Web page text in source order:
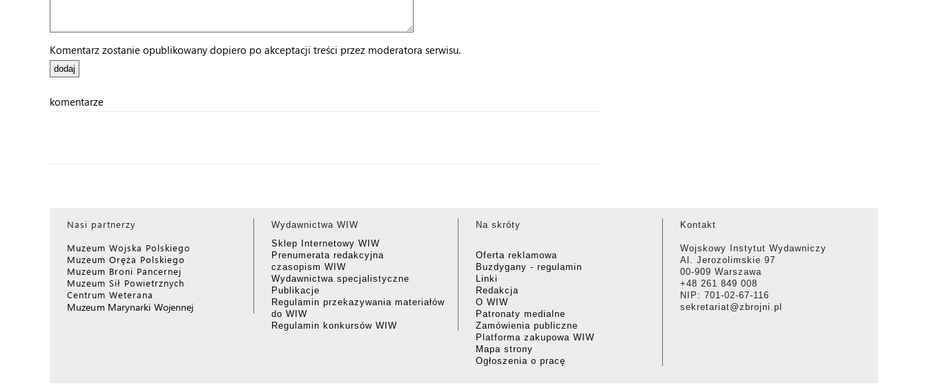
Komentarz zostanie opublikowany dopiero po akceptacji treści przez moderatora serwisu.
komentarze
Nasi partnerzy
Muzeum Wojska Polskiego
Muzeum Oręża Polskiego
Muzeum Broni Pancernej
Muzeum Sił Powietrznych
Centrum Weterana
Muzeum Marynarki Wojennej
Wydawnictwa WIW
Sklep Internetowy WIW
Prenumerata redakcyjna
czasopism WIW
Wydawnictwa specjalistyczne
Publikacje
Regulamin przekazywania materiałów
do WIW
Regulamin konkursów WIW
Na skróty
Oferta reklamowa
Buzdygany - regulamin
Linki
Redakcja
O WIW
Patronaty medialne
Zamówienia publiczne
Platforma zakupowa WIW
Mapa strony
Ogłoszenia o pracę
Kontakt
Wojskowy Instytut Wydawniczy
Al. Jerozolimskie 97
00-909 Warszawa
+48 261 849 008
NIP: 701-02-67-116
sekretariat@zbrojni.pl